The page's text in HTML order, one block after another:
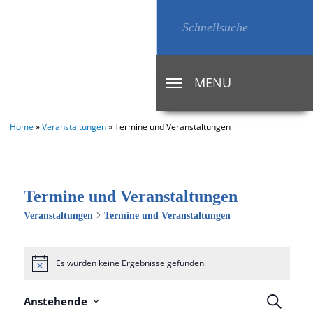
TOGGLE
NAVIGATION
MENU
Home »Veranstaltungen»Termine und Veranstaltungen
Termine und Veranstaltungen
Veranstaltungen Termine und Veranstaltungen
HinweisEs wurden keine Ergebnisse gefunden.
Suche
Anstehende